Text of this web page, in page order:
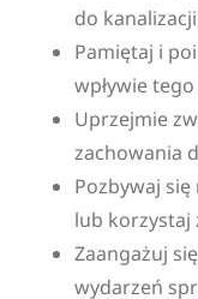
do
Pamiętaj i
wpływie
Uprzejmie
zachowania
Pozbywaj się
lub korzystaj
Zaangażuj
wydarzeń